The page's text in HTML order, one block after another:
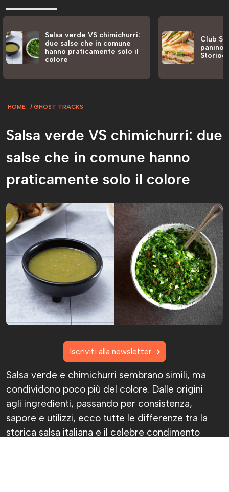
Salsa verde VS chimichurri:
due salse che in comune
hanno praticamente solo il
colore
Club
panino
HOME GHOST TRACKS
Salsa verde VS chimichurri: due
salse che in comune hanno
praticamente solo il colore
Iscriviti alla newsletter
Salsa verde e chimichurri sembrano simili, ma
condividono poco più del colore. Dalle origini
agli ingredienti, passando per consistenza,
sapore e utilizzi, ecco tutte le differenze tra la
storica salsa italiana e il celebre condimento